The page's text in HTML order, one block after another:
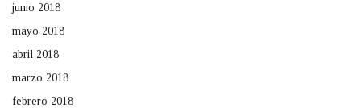
junio 2018
mayo 2018
abril 2018
marzo 2018
febrero 2018